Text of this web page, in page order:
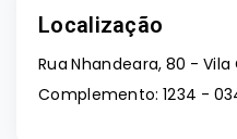
Localização
Rua Nhandeara, 80 -
Complemento: 1234 -